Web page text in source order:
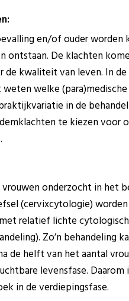
en/of ouder
ontstaan. De klachten
kwaliteit van leven. In
welke
in de
te kiezen voor
onderzocht in het
(cervixcytologie)
relatief lichte
Zo’n
de helft van het aantal
levensfase.
in de verdiepingsfase.